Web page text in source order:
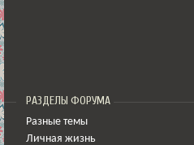
РАЗДЕЛЫ ФОРУМА
Разные темы
Личная жизнь